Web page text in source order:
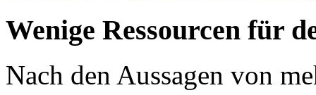
Wenige Ressourcen für
Nach den Aussagen von